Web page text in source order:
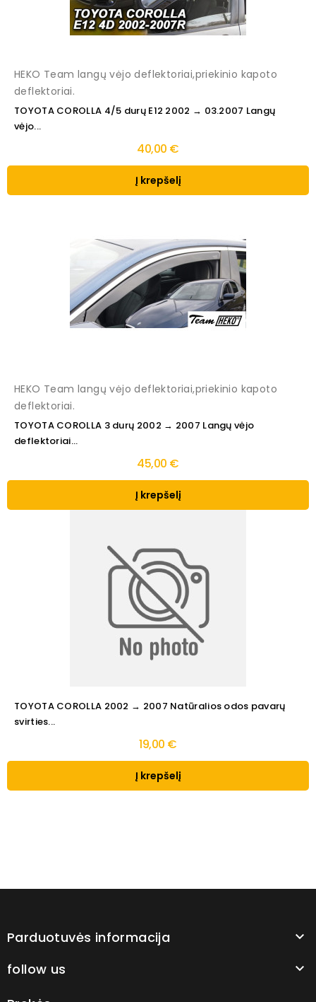
HEKO Team langų vėjo deflektoriai,priekinio kapoto
deflektoriai.
TOYOTA COROLLA 4/5 durų E12 2002 → 03.2007 Langų
vėjo...
40,00 €
Į krepšelį
HEKO Team langų vėjo deflektoriai,priekinio kapoto
deflektoriai.
TOYOTA COROLLA 3 durų 2002 → 2007 Langų vėjo
deflektoriai...
45,00 €
Į krepšelį
TOYOTA COROLLA 2002 → 2007 Natūralios odos pavarų
svirties...
19,00 €
Į krepšelį
Parduotuvės informacija 
follow us 